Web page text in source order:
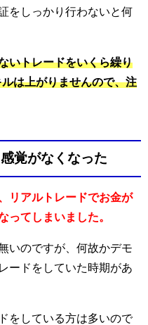
をしっかり行わないと何
いトレードをいくら繰り
は上がりませんので、注
覚がなくなった
リアルトレードでお金が
ってしまいました。
いのですが、何故かデモ
ードをしていた時期があ
をしている方は多いので